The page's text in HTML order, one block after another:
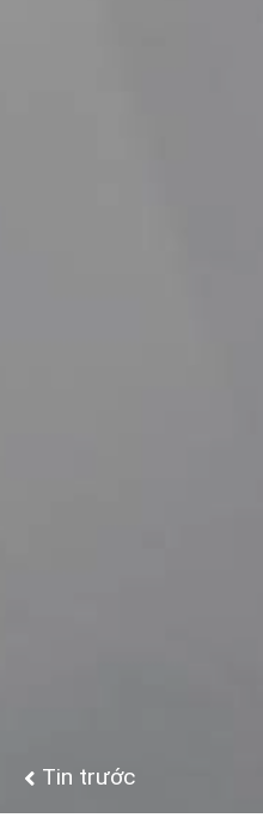
Tin trước